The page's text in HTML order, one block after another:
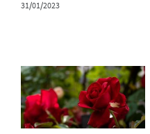
31/01/2023